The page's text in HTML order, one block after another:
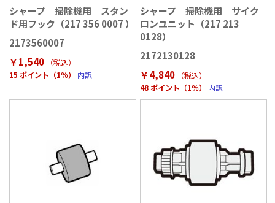
シャープ 掃除機用 スタン
ド用フック（217 356 0007 ）
2173560007
￥1,540
（税込）
15 ポイント（1％）
内訳
シャープ 掃除機用 サイク
ロンユニット（217 213
0128）
2172130128
￥4,840
（税込）
48 ポイント（1％）
内訳